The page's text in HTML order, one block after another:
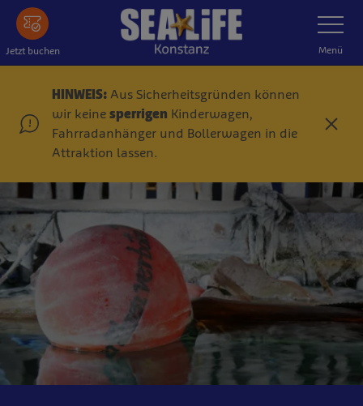
Zum
Hauptinhalt
springen
Jetzt buchen
Navigation
Menü
HINWEIS: Aus Sicherheitsgründen können
wir keine sperrigen Kinderwagen,
Fahrradanhänger und Bollerwagen in die
Attraktion lassen.
S
i
ß
n